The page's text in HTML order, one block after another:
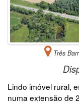
Três
Lindo imóvel rural,
numa extensão de